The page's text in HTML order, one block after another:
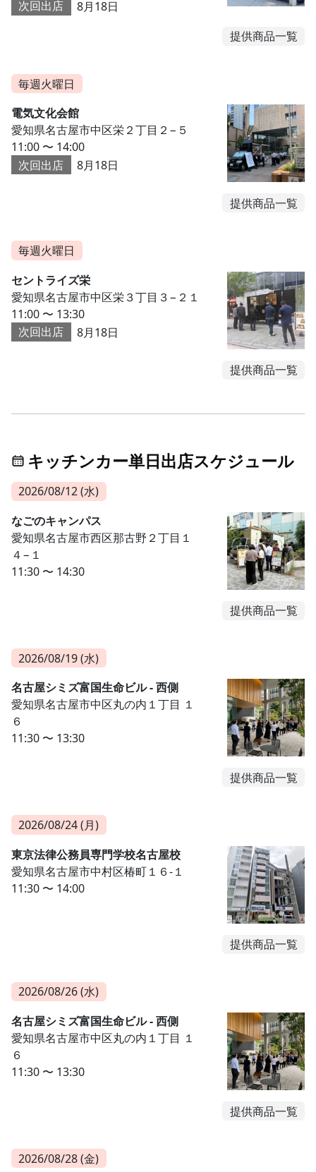
次回出店
8月18日
提供商品一覧
毎週火曜日
電気文化会館
愛知県名古屋市中区栄２丁目２−５
11:00 〜 14:00
次回出店
8月18日
提供商品一覧
毎週火曜日
セントライズ栄
愛知県名古屋市中区栄３丁目３−２１
11:00 〜 13:30
次回出店
8月18日
提供商品一覧
キッチンカー単日出店スケジュール
2026/08/12 (水)
なごのキャンパス
愛知県名古屋市西区那古野２丁目１
４−１
11:30 〜 14:30
提供商品一覧
2026/08/19 (水)
名古屋シミズ富国生命ビル - 西側
愛知県名古屋市中区丸の内１丁目 １
６
11:30 〜 13:30
提供商品一覧
2026/08/24 (月)
東京法律公務員専門学校名古屋校
愛知県名古屋市中村区椿町１６-１
11:30 〜 14:00
提供商品一覧
2026/08/26 (水)
名古屋シミズ富国生命ビル - 西側
愛知県名古屋市中区丸の内１丁目 １
６
11:30 〜 13:30
提供商品一覧
2026/08/28 (金)